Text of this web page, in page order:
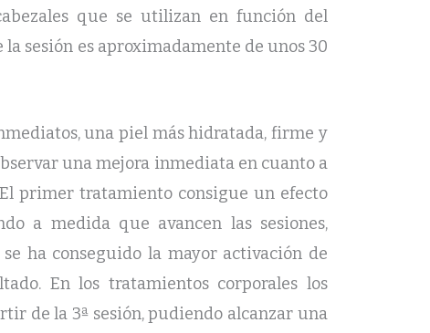
que se utilizan en función del
sesión es aproximadamente de unos 30
una piel más hidratada, firme y
una mejora inmediata en cuanto a
primer tratamiento consigue un efecto
a medida que avancen las sesiones,
ha conseguido la mayor activación de
En los tratamientos corporales los
de la 3ª sesión, pudiendo alcanzar una